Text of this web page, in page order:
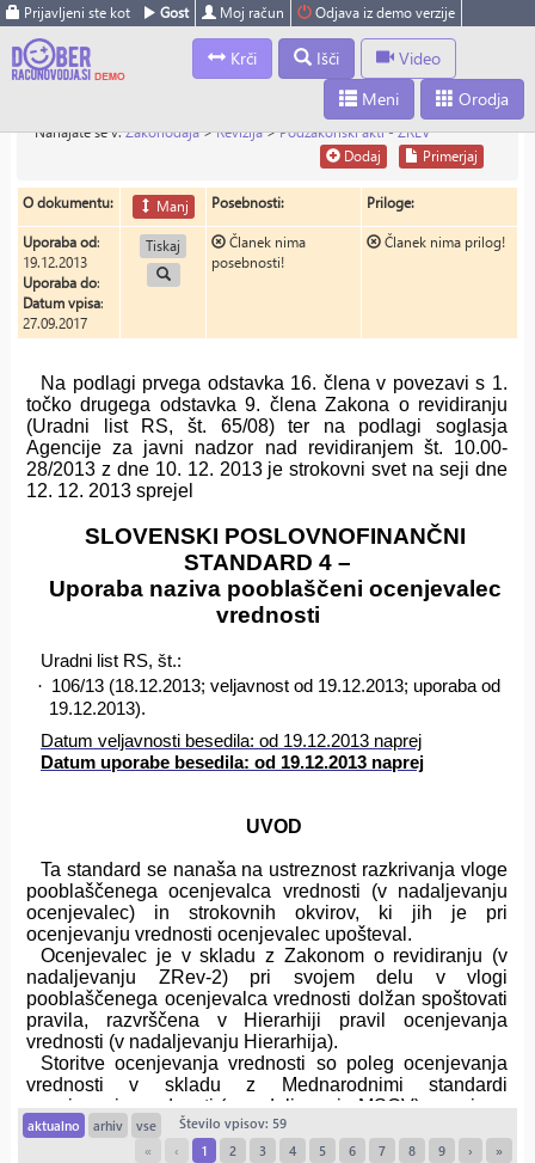
Prijavljeni ste kot Gost Moj račun Odjava iz demo verzije
Krči Išči
Video
Orodja
Meni
Nahajate se v:Zakonodaja>Revizija>Podzakonski akti - ZREV
Primerjaj
Dodaj
O dokumentu: Manj Posebnosti: Priloge:
Uporaba od:
19.12.2013
Uporaba do:
Datum vpisa:
27.09.2017
Tiskaj
Članek nima
posebnosti!
Članek nima prilog!
aktualno arhiv vse
Število vpisov: 59
«
‹ 1 2 3 4 5 6 7 8 9 › »